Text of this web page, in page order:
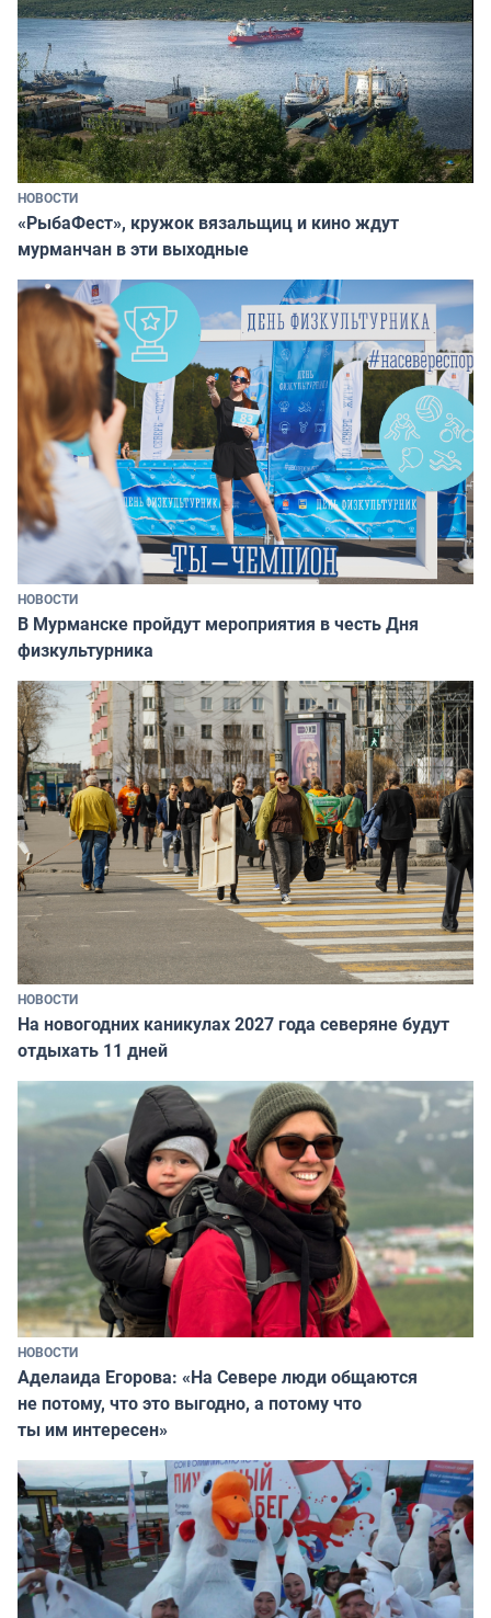
НОВОСТИ
«РыбаФест», кружок вязальщиц и кино ждут
мурманчан в эти выходные
НОВОСТИ
В Мурманске пройдут мероприятия в честь Дня
физкультурника
НОВОСТИ
На новогодних каникулах 2027 года северяне будут
отдыхать 11 дней
НОВОСТИ
Аделаида Егорова: «На Севере люди общаются
не потому, что это выгодно, а потому что
ты им интересен»